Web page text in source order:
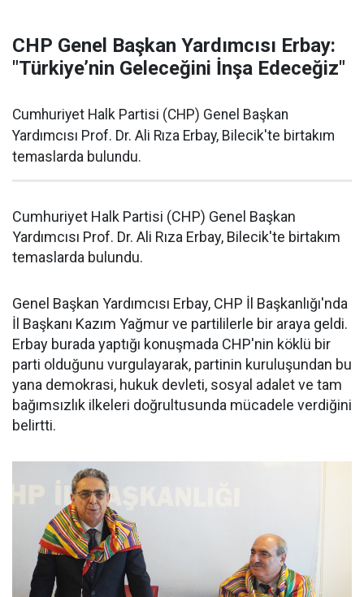
CHP Genel Başkan Yardımcısı Erbay:
"Türkiye’nin Geleceğini İnşa Edeceğiz"
Cumhuriyet Halk Partisi (CHP) Genel Başkan
Yardımcısı Prof. Dr. Ali Rıza Erbay, Bilecik'te birtakım
temaslarda bulundu.
Cumhuriyet Halk Partisi (CHP) Genel Başkan
Yardımcısı Prof. Dr. Ali Rıza Erbay, Bilecik'te birtakım
temaslarda bulundu.
Genel Başkan Yardımcısı Erbay, CHP İl Başkanlığı'nda
İl Başkanı Kazım Yağmur ve partililerle bir araya geldi.
Erbay burada yaptığı konuşmada CHP'nin köklü bir
parti olduğunu vurgulayarak, partinin kuruluşundan bu
yana demokrasi, hukuk devleti, sosyal adalet ve tam
bağımsızlık ilkeleri doğrultusunda mücadele verdiğini
belirtti.